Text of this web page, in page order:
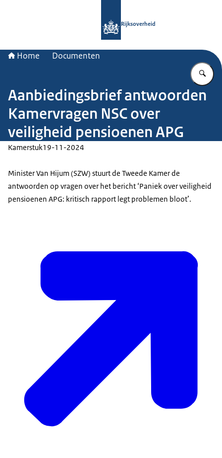
Rijksoverheid
Home Documenten
Aanbiedingsbrief antwoorden
Kamervragen NSC over
veiligheid pensioenen APG
Kamerstuk19-11-2024
Minister Van Hijum (SZW) stuurt de Tweede Kamer de
antwoorden op vragen over het bericht ‘Paniek over veiligheid
pensioenen APG: kritisch rapport legt problemen bloot’.